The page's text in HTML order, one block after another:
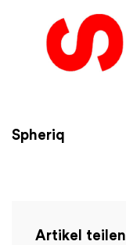
Spheriq
Artikel teilen